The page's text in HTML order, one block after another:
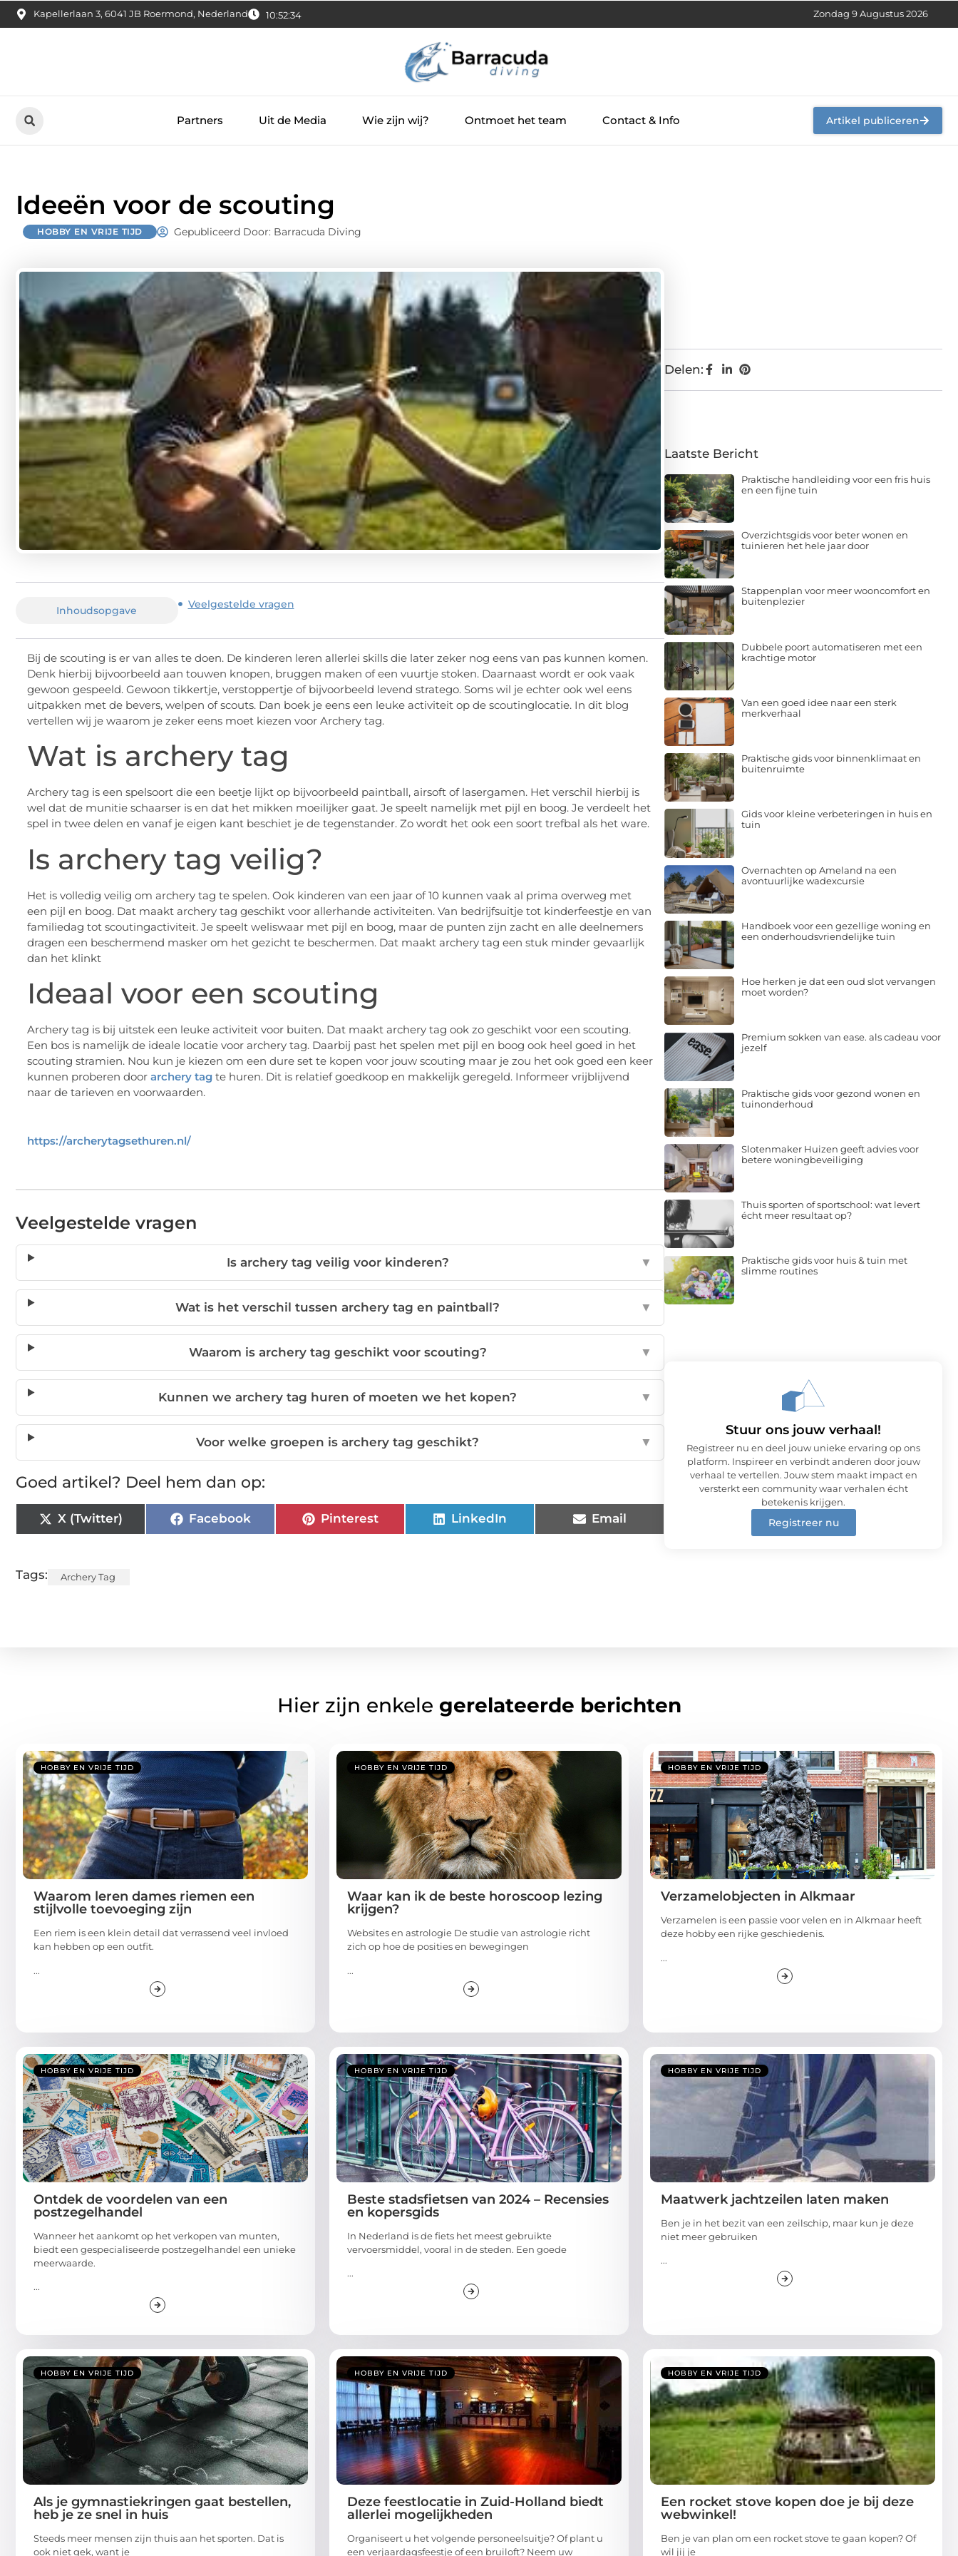
Kapellerlaan 3, 6041 JB Roermond, Nederland 10:52:36 Zondag 9 Augustus 2026
Partners Uit de Media Wie zijn wij? Ontmoet het team Contact & Info Artikel publiceren
Ideeën voor de scouting
HOBBY EN VRIJE TIJD Gepubliceerd Door: Barracuda Diving
Inhoudsopgave Veelgestelde vragen
Bij de scouting is er van alles te doen. De kinderen leren allerlei skills die later zeker nog eens van pas kunnen komen.
Denk hierbij bijvoorbeeld aan touwen knopen, bruggen maken of een vuurtje stoken. Daarnaast wordt er ook vaak
gewoon gespeeld. Gewoon tikkertje, verstoppertje of bijvoorbeeld levend stratego. Soms wil je echter ook wel eens
uitpakken met de bevers, welpen of scouts. Dan boek je eens een leuke activiteit op de scoutinglocatie. In dit blog
vertellen wij je waarom je zeker eens moet kiezen voor Archery tag.
Wat is archery tag
Archery tag is een spelsoort die een beetje lijkt op bijvoorbeeld paintball, airsoft of lasergamen. Het verschil hierbij is
wel dat de munitie schaarser is en dat het mikken moeilijker gaat. Je speelt namelijk met pijl en boog. Je verdeelt het
spel in twee delen en vanaf je eigen kant beschiet je de tegenstander. Zo wordt het ook een soort trefbal als het ware.
Is archery tag veilig?
Het is volledig veilig om archery tag te spelen. Ook kinderen van een jaar of 10 kunnen vaak al prima overweg met
een pijl en boog. Dat maakt archery tag geschikt voor allerhande activiteiten. Van bedrijfsuitje tot kinderfeestje en van
familiedag tot scoutingactiviteit. Je speelt weliswaar met pijl en boog, maar de punten zijn zacht en alle deelnemers
dragen een beschermend masker om het gezicht te beschermen. Dat maakt archery tag een stuk minder gevaarlijk
dan het klinkt
Ideaal voor een scouting
Archery tag is bij uitstek een leuke activiteit voor buiten. Dat maakt archery tag ook zo geschikt voor een scouting.
Een bos is namelijk de ideale locatie voor archery tag. Daarbij past het spelen met pijl en boog ook heel goed in het
scouting stramien. Nou kun je kiezen om een dure set te kopen voor jouw scouting maar je zou het ook goed een keer
kunnen proberen door archery tag te huren. Dit is relatief goedkoop en makkelijk geregeld. Informeer vrijblijvend
naar de tarieven en voorwaarden.
https://archerytagsethuren.nl/
Veelgestelde vragen
Is archery tag veilig voor kinderen? ▼
Wat is het verschil tussen archery tag en paintball? ▼
Waarom is archery tag geschikt voor scouting? ▼
Kunnen we archery tag huren of moeten we het kopen? ▼
Voor welke groepen is archery tag geschikt? ▼
Goed artikel? Deel hem dan op:
X (Twitter) Facebook Pinterest LinkedIn Email
Tags: Archery Tag
Delen:
Laatste Bericht
Praktische handleiding voor een fris huis
en een fijne tuin
Overzichtsgids voor beter wonen en
tuinieren het hele jaar door
Stappenplan voor meer wooncomfort en
buitenplezier
Dubbele poort automatiseren met een
krachtige motor
Van een goed idee naar een sterk
merkverhaal
Praktische gids voor binnenklimaat en
buitenruimte
Gids voor kleine verbeteringen in huis en
tuin
Overnachten op Ameland na een
avontuurlijke wadexcursie
Handboek voor een gezellige woning en
een onderhoudsvriendelijke tuin
Hoe herken je dat een oud slot vervangen
moet worden?
Premium sokken van ease. als cadeau voor
jezelf
Praktische gids voor gezond wonen en
tuinonderhoud
Slotenmaker Huizen geeft advies voor
betere woningbeveiliging
Thuis sporten of sportschool: wat levert
écht meer resultaat op?
Praktische gids voor huis & tuin met
slimme routines
Stuur ons jouw verhaal!
Registreer nu en deel jouw unieke ervaring op ons
platform. Inspireer en verbindt anderen door jouw
verhaal te vertellen. Jouw stem maakt impact en
versterkt een community waar verhalen écht
betekenis krijgen.
Registreer nu
Hier zijn enkele gerelateerde berichten
HOBBY EN VRIJE TIJD
Waarom leren dames riemen een
stijlvolle toevoeging zijn
Een riem is een klein detail dat verrassend veel invloed
kan hebben op een outfit.
...
HOBBY EN VRIJE TIJD
Waar kan ik de beste horoscoop lezing
krijgen?
Websites en astrologie De studie van astrologie richt
zich op hoe de posities en bewegingen
...
HOBBY EN VRIJE TIJD
Verzamelobjecten in Alkmaar
Verzamelen is een passie voor velen en in Alkmaar heeft
deze hobby een rijke geschiedenis.
...
HOBBY EN VRIJE TIJD
Ontdek de voordelen van een
postzegelhandel
Wanneer het aankomt op het verkopen van munten,
biedt een gespecialiseerde postzegelhandel een unieke
meerwaarde.
...
HOBBY EN VRIJE TIJD
Beste stadsfietsen van 2024 – Recensies
en kopersgids
In Nederland is de fiets het meest gebruikte
vervoersmiddel, vooral in de steden. Een goede
...
HOBBY EN VRIJE TIJD
Maatwerk jachtzeilen laten maken
Ben je in het bezit van een zeilschip, maar kun je deze
niet meer gebruiken
...
HOBBY EN VRIJE TIJD
Als je gymnastiekringen gaat bestellen,
heb je ze snel in huis
Steeds meer mensen zijn thuis aan het sporten. Dat is
ook niet gek, want je
HOBBY EN VRIJE TIJD
Deze feestlocatie in Zuid-Holland biedt
allerlei mogelijkheden
Organiseert u het volgende personeelsuitje? Of plant u
een verjaardagsfeestje of een bruiloft? Neem uw
HOBBY EN VRIJE TIJD
Een rocket stove kopen doe je bij deze
webwinkel!
Ben je van plan om een rocket stove te gaan kopen? Of
wil jij je